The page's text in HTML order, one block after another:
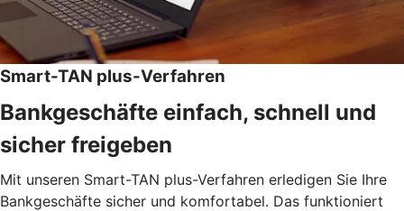
Smart-TAN plus-Verfahren
Bankgeschäfte einfach, schnell und
sicher freigeben
Mit unseren Smart-TAN plus-Verfahren erledigen Sie Ihre
Bankgeschäfte sicher und komfortabel. Das funktioniert